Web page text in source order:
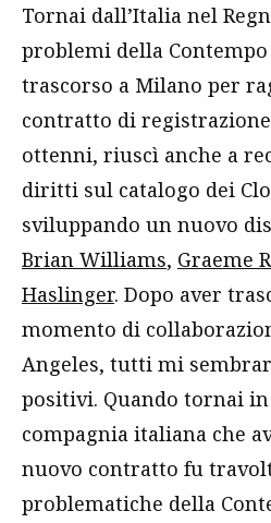
Tornai dall’Italia nel
problemi della
trascorso a Milano per
contratto di
ottenni, riuscì anche a
diritti sul catalogo dei
sviluppando un nuovo
Brian Williams, Graeme
Haslinger. Dopo aver
momento di
Angeles, tutti mi
positivi. Quando tornai
compagnia italiana che
nuovo contratto fu
problematiche della